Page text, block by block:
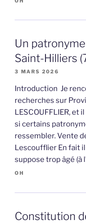
Un
Saint-Hilliers
3 MARS 2026
Introduction Je
recherches sur
LESCOUFFLIER, et
si certains
ressembler. Vente
Lescoufflier En fait il
suppose trop âgé (à
OH
Constitution